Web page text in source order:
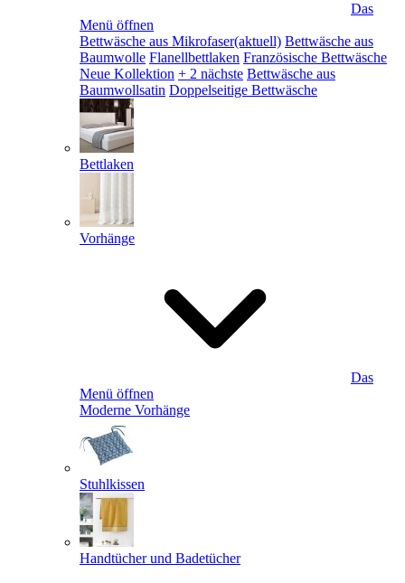
Das
Menü öffnen
Bettwäsche aus Mikrofaser(aktuell) Bettwäsche aus
Baumwolle Flanellbettlaken Französische Bettwäsche
Neue Kollektion + 2 nächste Bettwäsche aus
Baumwollsatin Doppelseitige Bettwäsche
Bettlaken
Vorhänge
Das
Menü öffnen
Moderne Vorhänge
Stuhlkissen
Handtücher und Badetücher